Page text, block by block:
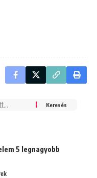
5 legnagyobb